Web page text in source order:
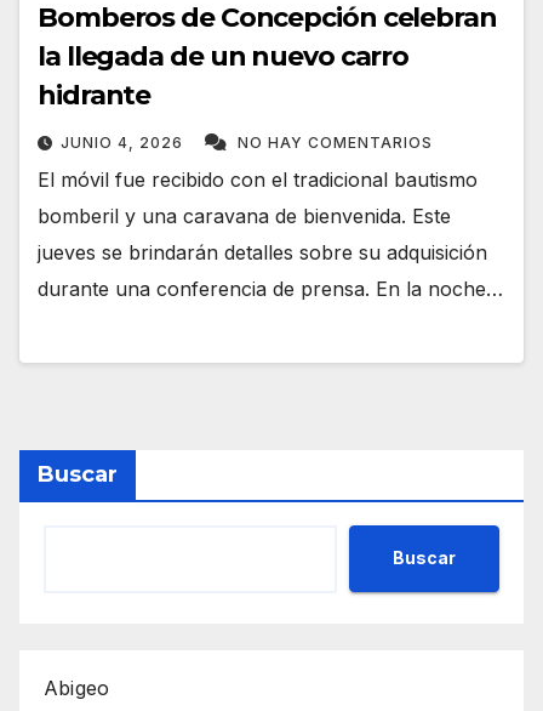
Bomberos de Concepción celebran
la llegada de un nuevo carro
hidrante
JUNIO 4, 2026 NO HAY COMENTARIOS
El móvil fue recibido con el tradicional bautismo
bomberil y una caravana de bienvenida. Este
jueves se brindarán detalles sobre su adquisición
durante una conferencia de prensa. En la noche…
Buscar
Buscar
Abigeo